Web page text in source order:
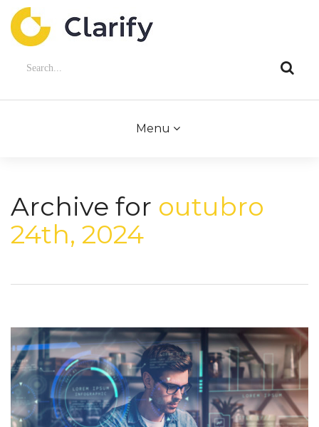
Menu
Archive for outubro
24th, 2024